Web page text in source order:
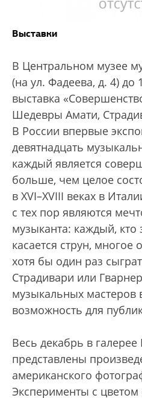
Выставки
В Центральном музее
(на ул. Фадеева, д. 4) до
выставка
Шедевры Амати,
В России впервые
девятнадцать
каждый является
больше, чем целое
в XVI–XVIII веках в
с тех пор являются
музыканта: каждый, кто
касается струн, многое
хотя бы один раз
Страдивари или
музыкальных мастеров
возможность для
Весь декабрь в
представлены
американского
Эксперименты с